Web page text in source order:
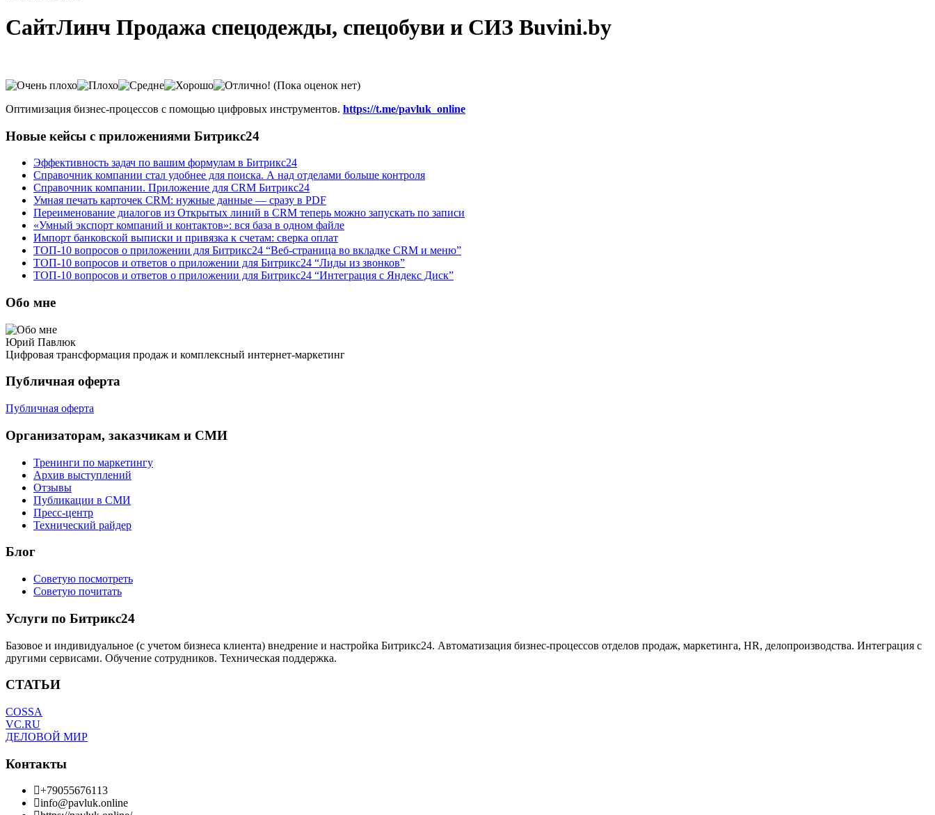
СайтЛинч Продажа спецодежды, спецобуви и СИЗ Buvini.by
(Пока оценок нет)
Оптимизация бизнес-процессов с помощью цифровых инструментов. https://t.me/pavluk_online
Новые кейсы с приложениями Битрикс24
Эффективность задач по вашим формулам в Битрикс24
Справочник компании стал удобнее для поиска. А над отделами больше контроля
Справочник компании. Приложение для CRM Битрикс24
Умная печать карточек CRM: нужные данные — сразу в PDF
Переименование диалогов из Открытых линий в CRM теперь можно запускать по записи
«Умный экспорт компаний и контактов»: вся база в одном файле
Импорт банковской выписки и привязка к счетам: сверка оплат
ТОП-10 вопросов о приложении для Битрикс24 “Веб-страница во вкладке CRM и меню”
ТОП-10 вопросов и ответов о приложении для Битрикс24 “Лиды из звонков”
ТОП-10 вопросов и ответов о приложении для Битрикс24 “Интеграция с Яндекс Диск”
Обо мне
Юрий Павлюк
Цифровая трансформация продаж и комплексный интернет-маркетинг
Публичная оферта
Публичная оферта
Организаторам, заказчикам и СМИ
Тренинги по маркетингу
Архив выступлений
Отзывы
Публикации в СМИ
Пресс-центр
Технический райдер
Блог
Советую посмотреть
Советую почитать
Услуги по Битрикс24
Базовое и индивидуальное (с учетом бизнеса клиента) внедрение и настройка Битрикс24. Автоматизация бизнес-процессов отделов продаж, маркетинга, HR, делопроизводства. Интеграция с
другими сервисами. Обучение сотрудников. Техническая поддержка.
СТАТЬИ
COSSA
VC.RU
ДЕЛОВОЙ МИР
Контакты
+79055676113
info@pavluk.online